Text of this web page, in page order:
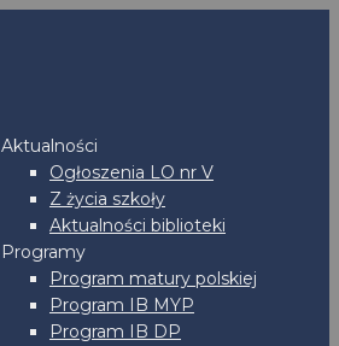
Aktualności
Ogłoszenia LO nr V
Z życia szkoły
Aktualności biblioteki
Programy
Program matury polskiej
Program IB MYP
Program IB DP